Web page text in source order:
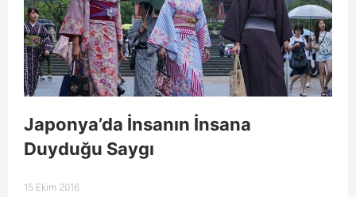
Japonya’da İnsanın İnsana
Duyduğu Saygı
15 Ekim 2016